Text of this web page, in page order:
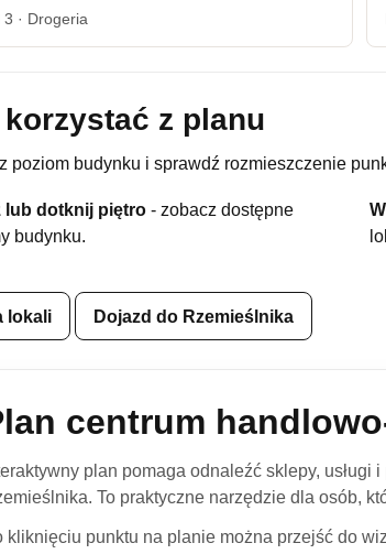
3 · Drogeria
z planu
poziom budynku i sprawdź rozmieszczenie
lub dotknij piętro - zobacz dostępne
budynku.
lokali Dojazd do Rzemieślnika
centrum
plan pomaga odnaleźć sklepy,
To praktyczne narzędzie dla osób,
kliknięciu punktu na planie można przejść do